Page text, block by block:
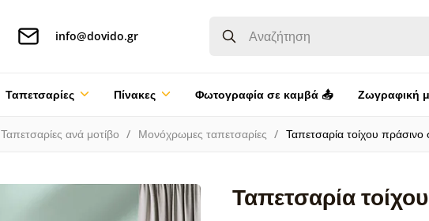
info@dovido.gr
Ταπετσαρίες Πίνακες Φωτογραφία σε καμβά 📤 Ζωγραφική
Ταπετσαρίες ανά μοτίβο Μονόχρωμες ταπετσαρίες Ταπετσαρία τοίχου πράσινο
Ταπετσαρία